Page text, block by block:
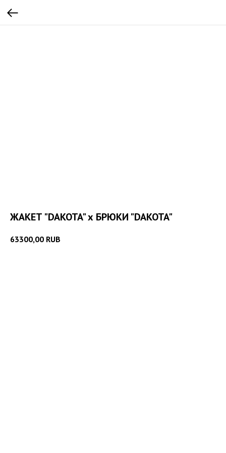
ЖАКЕТ "DAKOTA" х БРЮКИ "DAKOTA"
63300,00 RUB